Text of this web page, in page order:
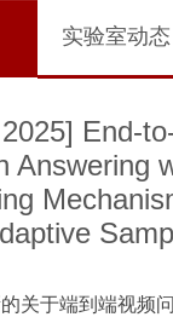
实验室动态
End-
Answering
关于端到端视频